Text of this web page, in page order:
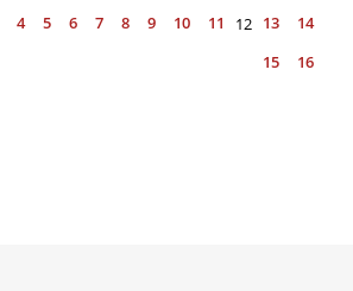
4 5 6 7 8 9 10 11 12 13
14
15
16